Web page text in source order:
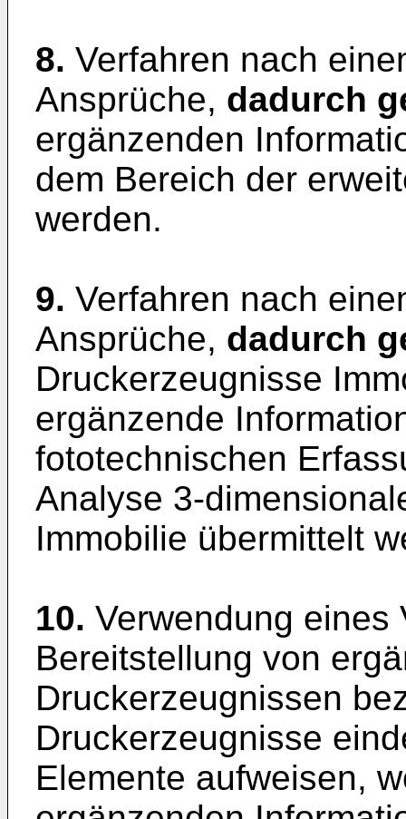
8. Verfahren nach
Ansprüche, dadurch
ergänzenden
dem Bereich der
werden.
9. Verfahren nach
Ansprüche, dadurch
Druckerzeugnisse
ergänzende
fototechnischen
Analyse 3-
Immobilie übermittelt
10. Verwendung eines
Bereitstellung von
Druckerzeugnissen
Druckerzeugnisse
Elemente aufweisen,